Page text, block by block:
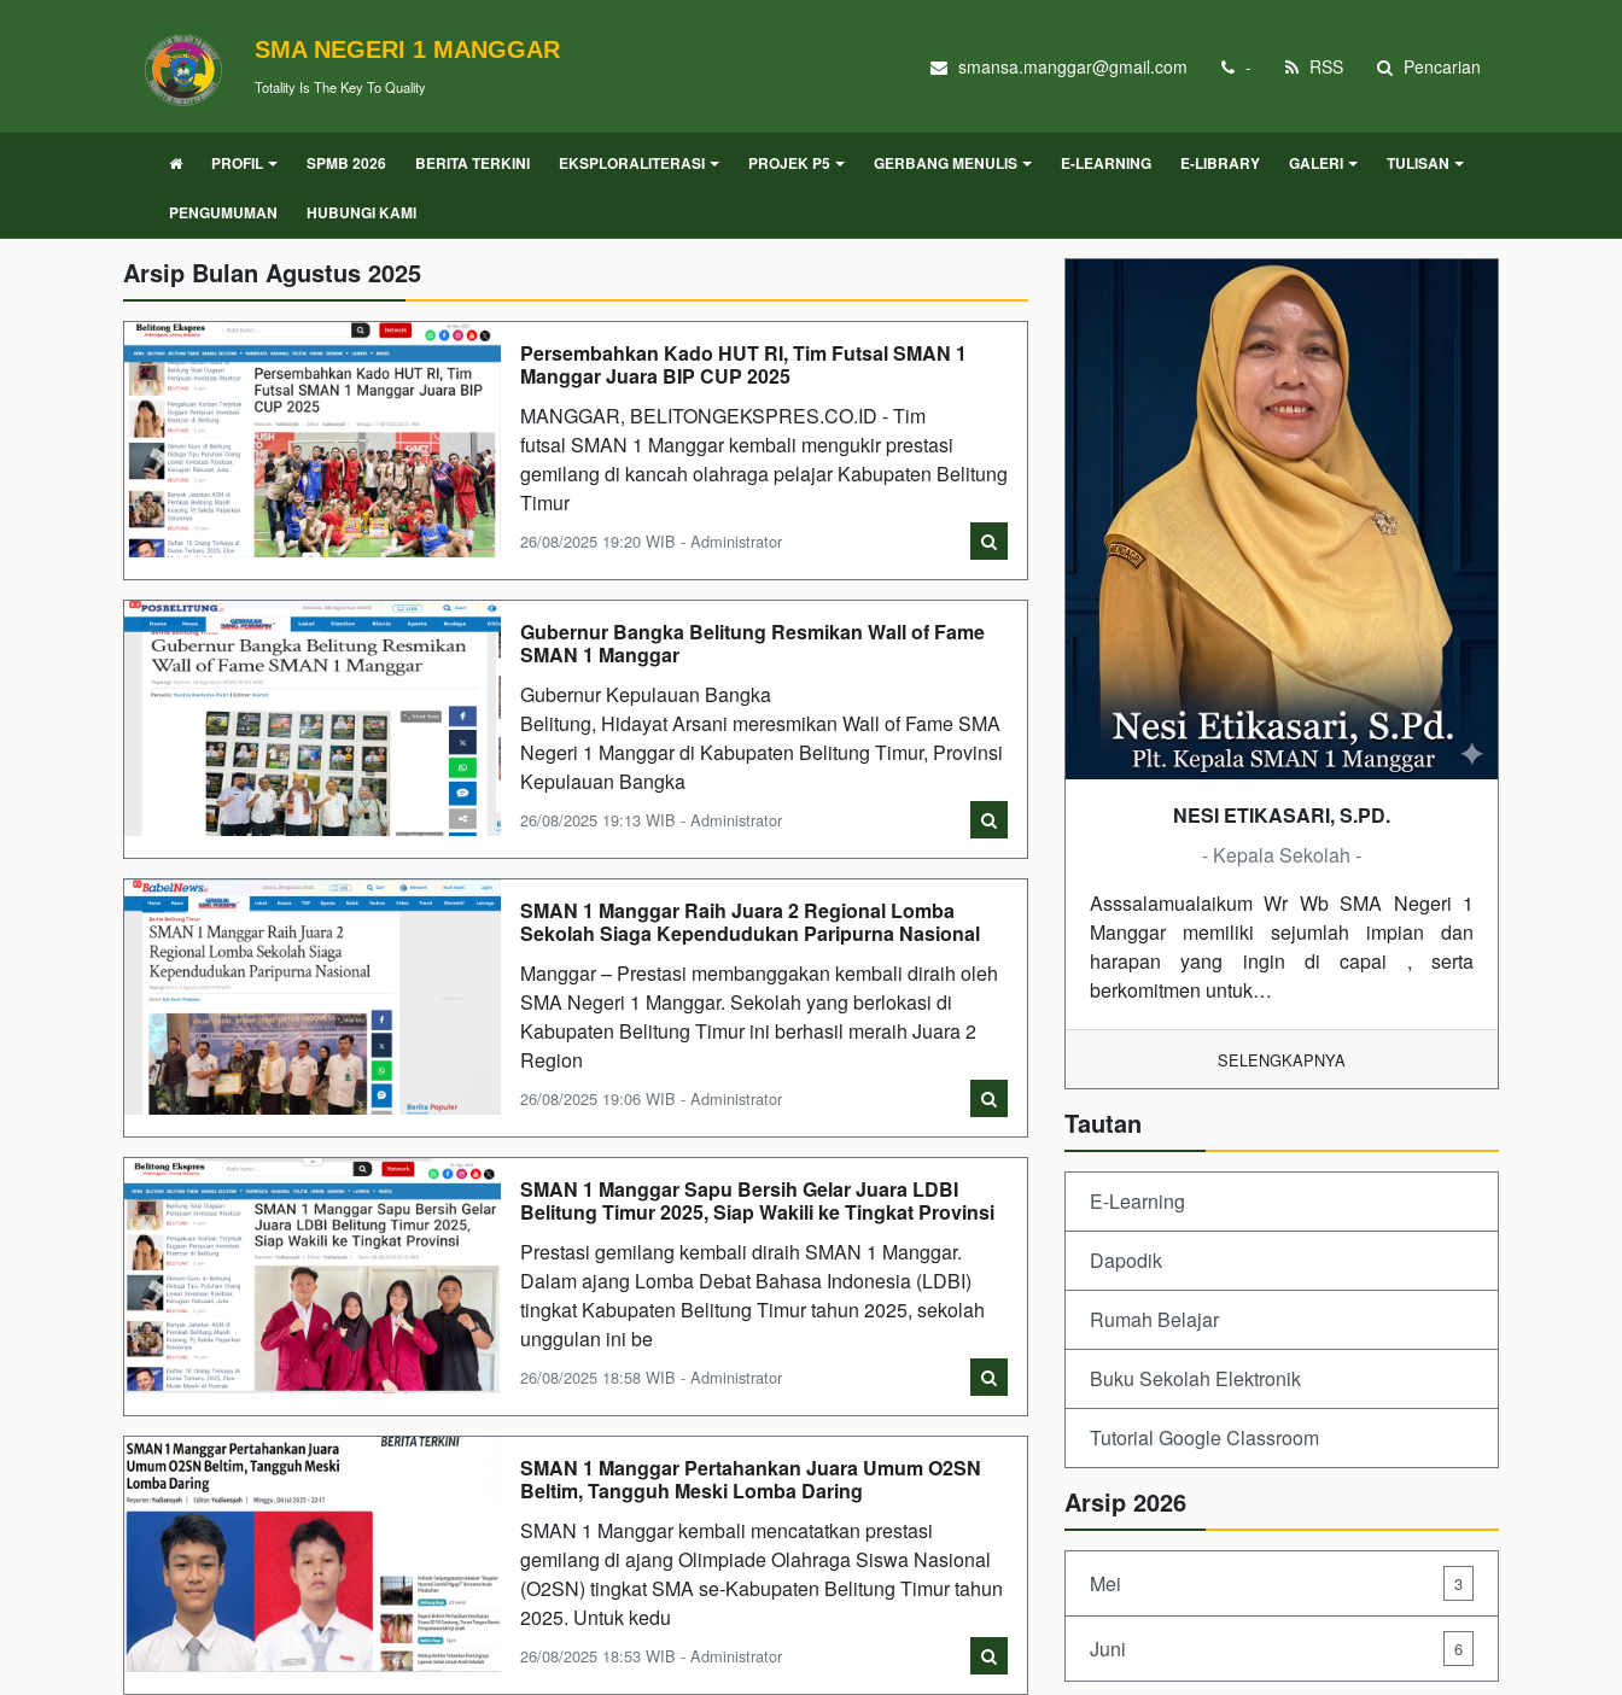
SMA NEGERI 1 MANGGAR
Totality Is The Key To Quality
smansa.manggar@gmail.com - RSS Pencarian
PROFIL SPMB 2026 BERITA TERKINI EKSPLORALITERASI PROJEK P5 GERBANG MENULIS E-LEARNING E-LIBRARY GALERI TULISAN
PENGUMUMAN HUBUNGI KAMI
Arsip Bulan Agustus 2025
Persembahkan Kado HUT RI, Tim Futsal SMAN 1
Manggar Juara BIP CUP 2025
MANGGAR, BELITONGEKSPRES.CO.ID - Tim
futsal SMAN 1 Manggar kembali mengukir prestasi
gemilang di kancah olahraga pelajar Kabupaten Belitung
Timur
26/08/2025 19:20 WIB - Administrator
Gubernur Bangka Belitung Resmikan Wall of Fame
SMAN 1 Manggar
Gubernur Kepulauan Bangka
Belitung, Hidayat Arsani meresmikan Wall of Fame SMA
Negeri 1 Manggar di Kabupaten Belitung Timur, Provinsi
Kepulauan Bangka
26/08/2025 19:13 WIB - Administrator
SMAN 1 Manggar Raih Juara 2 Regional Lomba
Sekolah Siaga Kependudukan Paripurna Nasional
Manggar – Prestasi membanggakan kembali diraih oleh
SMA Negeri 1 Manggar. Sekolah yang berlokasi di
Kabupaten Belitung Timur ini berhasil meraih Juara 2
Region
26/08/2025 19:06 WIB - Administrator
SMAN 1 Manggar Sapu Bersih Gelar Juara LDBI
Belitung Timur 2025, Siap Wakili ke Tingkat Provinsi
Prestasi gemilang kembali diraih SMAN 1 Manggar.
Dalam ajang Lomba Debat Bahasa Indonesia (LDBI)
tingkat Kabupaten Belitung Timur tahun 2025, sekolah
unggulan ini be
26/08/2025 18:58 WIB - Administrator
SMAN 1 Manggar Pertahankan Juara Umum O2SN
Beltim, Tangguh Meski Lomba Daring
SMAN 1 Manggar kembali mencatatkan prestasi
gemilang di ajang Olimpiade Olahraga Siswa Nasional
(O2SN) tingkat SMA se-Kabupaten Belitung Timur tahun
2025. Untuk kedu
26/08/2025 18:53 WIB - Administrator
NESI ETIKASARI, S.PD.
- Kepala Sekolah -
Asssalamualaikum Wr Wb SMA Negeri 1
Manggar memiliki sejumlah impian dan
harapan yang ingin di capai , serta
berkomitmen untuk…
SELENGKAPNYA
Tautan
E-Learning
Dapodik
Rumah Belajar
Buku Sekolah Elektronik
Tutorial Google Classroom
Arsip 2026
Mei 3
Juni 6